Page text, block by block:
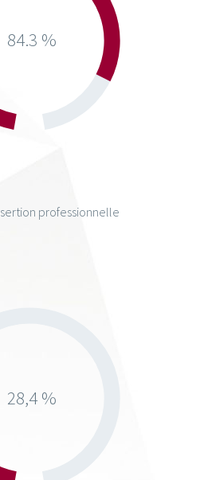
84.3 %
professionnelle
28,4 %